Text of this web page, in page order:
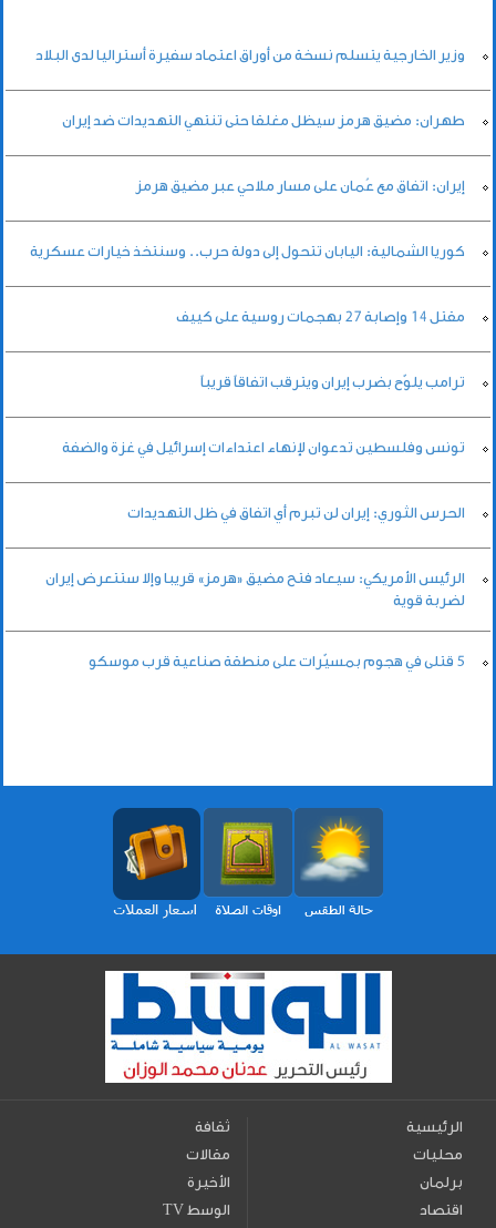
وزير الخارجية يتسلم نسخة من أوراق اعتماد سفيرة أستراليا لدى البلاد
طهران: مضيق هرمز سيظل مغلقا حتى تنتهي التهديدات ضد إيران
إيران: اتفاق مع عُمان على مسار ملاحي عبر مضيق هرمز
كوريا الشمالية: اليابان تتحول إلى دولة حرب.. وسنتخذ خيارات عسكرية
مقتل 14 وإصابة ‌27 بهجمات روسية على كييف
ترامب يلوّح بضرب إيران ويترقب اتفاقاً قريباً
تونس وفلسطين تدعوان لإنهاء اعتداءات إسرائيل في غزة والضفة
الحرس الثوري: إيران لن تبرم أي اتفاق في ظل التهديدات
الرئيس الأمريكي: سيعاد فتح مضيق «هرمز» قريبا وإلا ستتعرض إيران
لضربة قوية
5 قتلى في هجوم بمسيّرات على منطقة صناعية قرب موسكو
الرئيسية
محليات
برلمان
اقتصاد
ثقافة
مقالات
الأخيرة
TV الوسط